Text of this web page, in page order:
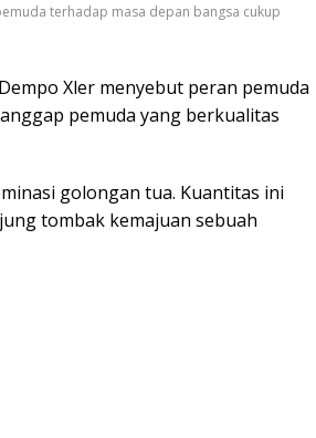
terhadap masa depan bangsa cukup
Xler menyebut peran pemuda
pemuda yang berkualitas
golongan tua. Kuantitas ini
tombak kemajuan sebuah